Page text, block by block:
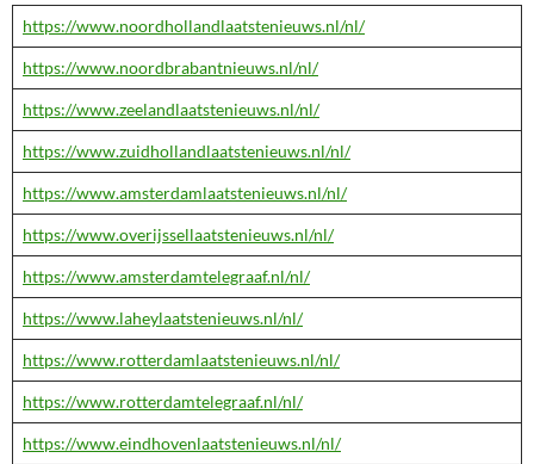
https://www.noordhollandlaatstenieuws.nl/nl/
https://www.noordbrabantnieuws.nl/nl/
https://www.zeelandlaatstenieuws.nl/nl/
https://www.zuidhollandlaatstenieuws.nl/nl/
https://www.amsterdamlaatstenieuws.nl/nl/
https://www.overijssellaatstenieuws.nl/nl/
https://www.amsterdamtelegraaf.nl/nl/
https://www.laheylaatstenieuws.nl/nl/
https://www.rotterdamlaatstenieuws.nl/nl/
https://www.rotterdamtelegraaf.nl/nl/
https://www.eindhovenlaatstenieuws.nl/nl/